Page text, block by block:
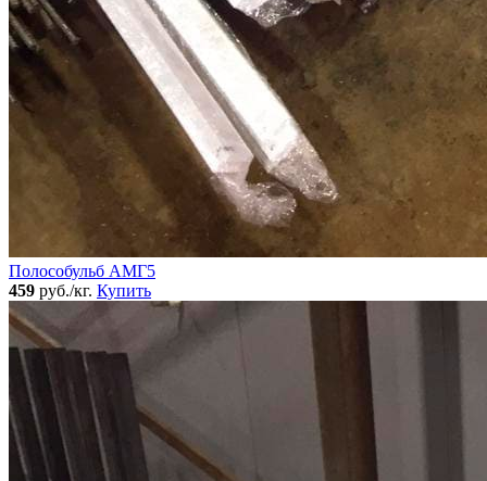
Полособульб АМГ5
459 руб./кг. Купить